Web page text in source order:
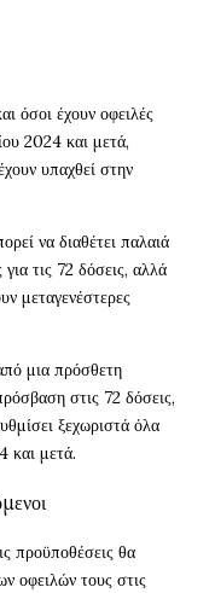
όσοι έχουν οφειλές
2024 και μετά,
υπαχθεί στην
να διαθέτει παλαιά
τις 72 δόσεις, αλλά
μεταγενέστερες
μια πρόσθετη
στις 72 δόσεις,
ξεχωριστά όλα
και μετά.
προϋποθέσεις θα
οφειλών τους στις